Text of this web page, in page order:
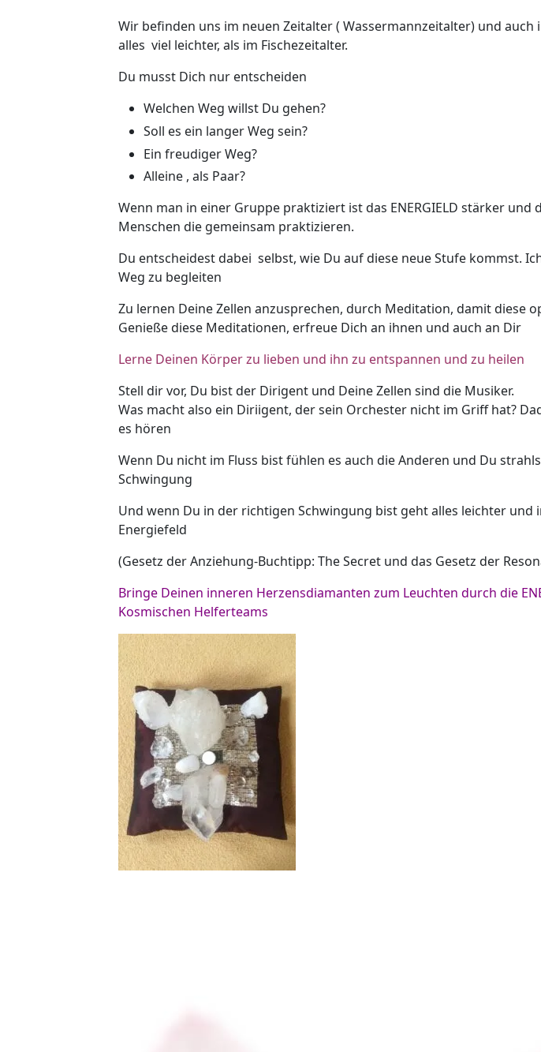
Wir befinden uns im neuen Zeitalter ( Wassermannzeitalter) und
alles viel leichter, als im Fischezeitalter.
Du musst Dich nur entscheiden
Welchen Weg willst Du gehen?
Soll es ein langer Weg sein?
Ein freudiger Weg?
Alleine , als Paar?
Wenn man in einer Gruppe praktiziert ist das ENERGIELD stärker
Menschen die gemeinsam praktizieren.
Du entscheidest dabei selbst, wie Du auf diese neue Stufe kommst.
Weg zu begleiten
Zu lernen Deine Zellen anzusprechen, durch Meditation, damit diese
Genieße diese Meditationen, erfreue Dich an ihnen und auch an Dir
Lerne Deinen Körper zu lieben und ihn zu entspannen und zu heilen
Stell dir vor, Du bist der Dirigent und Deine Zellen sind die Musiker.
Was macht also ein Diriigent, der sein Orchester nicht im Griff hat?
es hören
Wenn Du nicht im Fluss bist fühlen es auch die Anderen und Du
Schwingung
Und wenn Du in der richtigen Schwingung bist geht alles leichter und
Energiefeld
(Gesetz der Anziehung-Buchtipp: The Secret und das Gesetz der
Bringe Deinen inneren Herzensdiamanten zum Leuchten durch die
Kosmischen Helferteams